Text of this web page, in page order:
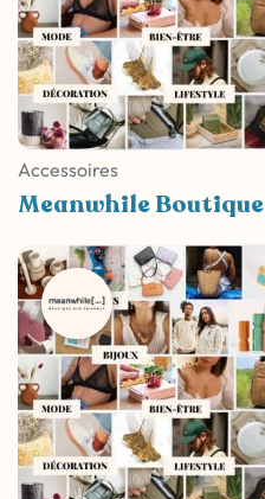
Accessoires
Meanwhile Boutique